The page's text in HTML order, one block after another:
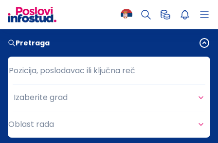
Pretraga
Pozicija, poslodavac ili ključna reč
Pozicija, poslodavac ili ključna reč
Grad
Izaberite grad
Oblast rada